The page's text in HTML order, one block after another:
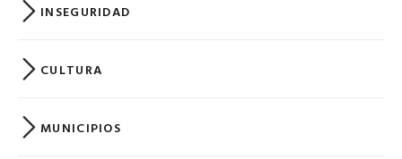
INSEGURIDAD
CULTURA
MUNICIPIOS